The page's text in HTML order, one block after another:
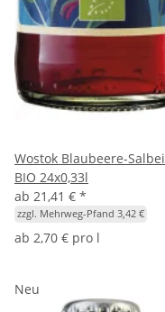
Wostok Blaubeere-Salbei
BIO 24x0,33l
ab 21,41 € *
zzgl. Mehrweg-Pfand 3,42 €
ab 2,70 € pro l
Neu